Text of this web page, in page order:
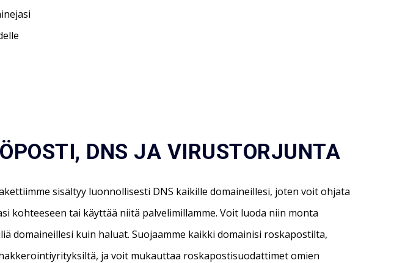
DNS JA VIRUSTORJUNTA
sisältyy luonnollisesti DNS kaikille domaineillesi, joten voit ohjata
kohteeseen tai käyttää niitä palvelimillamme. Voit luoda niin monta
domaineillesi kuin haluat. Suojaamme kaikki domainisi roskapostilta,
ja voit mukauttaa roskapostisuodattimet omien